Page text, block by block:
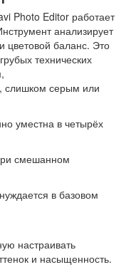
Photo Editor работает
анализирует
цветовой баланс. Это
технических
слишком серым или
уместна в четырёх
смешанном
в базовом
настраивать
и насыщенность.